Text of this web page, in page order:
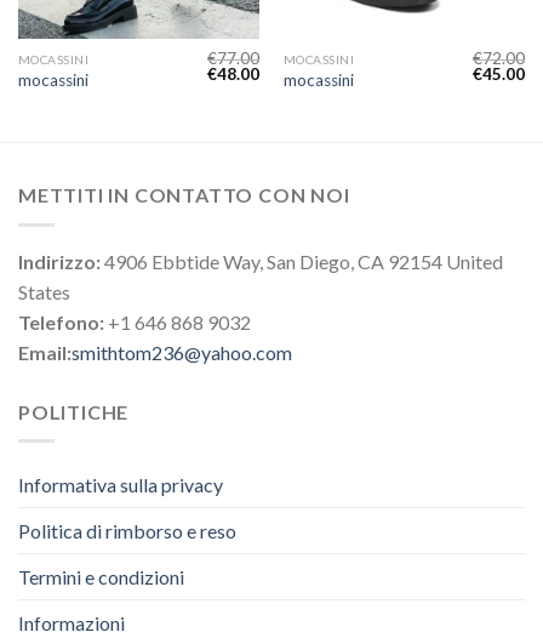
MOCASSINI
mocassini
€77.00
€48.00
MOCASSINI
mocassini
€72.00
€45.00
METTITI IN CONTATTO CON NOI
Indirizzo:4906 Ebbtide Way, San Diego, CA 92154 United
States
Telefono: +1 646 868 9032
Email:smithtom236@yahoo.com
POLITICHE
Informativa sulla privacy
Politica di rimborso e reso
Termini e condizioni
Informazioni